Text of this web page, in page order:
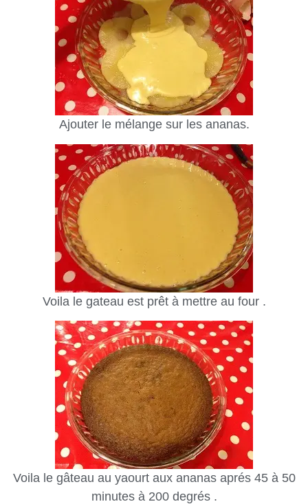
Ajouter le mélange sur les ananas.
Voila le gateau est prêt à mettre au four .
Voila le gâteau au yaourt aux ananas aprés 45 à 50
minutes à 200 degrés .